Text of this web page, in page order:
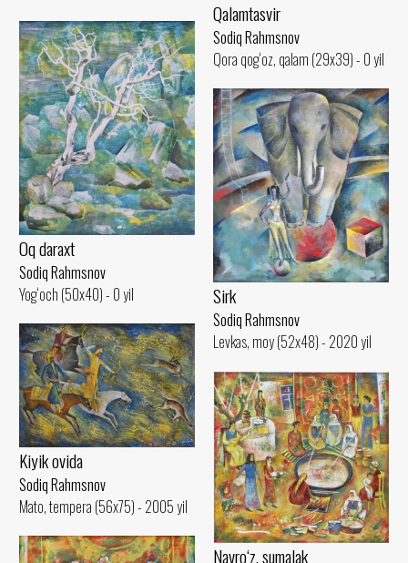
Qalamtasvir
Sodiq Rahmsnov
Qora qog‘oz, qalam (29x39) - 0 yil
Oq daraxt
Sodiq Rahmsnov
Yog‘och (50x40) - 0 yil
Sirk
Sodiq Rahmsnov
Levkas, moy (52x48) - 2020 yil
Kiyik ovida
Sodiq Rahmsnov
Mato, tempera (56x75) - 2005 yil
Navro‘z, sumalak